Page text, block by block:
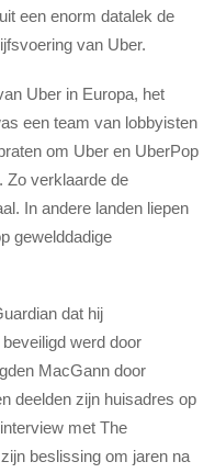
een enorm datalek de
van Uber.
Uber in Europa, het
een team van lobbyisten
om Uber en UberPop
Zo verklaarde de
In andere landen liepen
gewelddadige
dat hij
werd door
MacGann door
deelden zijn huisadres op
met The
beslissing om jaren na